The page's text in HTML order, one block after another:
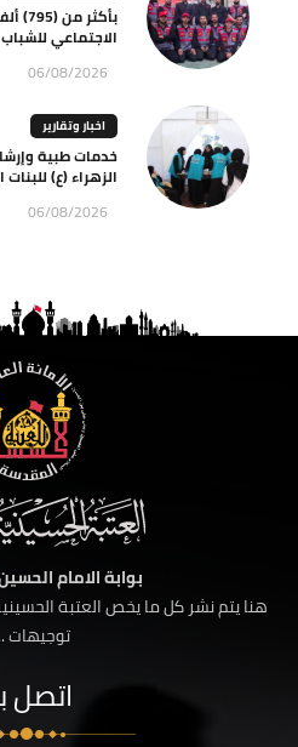
الاجتماعي
06/08/2026
اخبار وتقارير
خدمات طبية
الزهراء (ع) للبنات
06/08/2026
بوابة الامام
هنا يتم نشر كل ما يخص العتبة
توجيهات
اتصل